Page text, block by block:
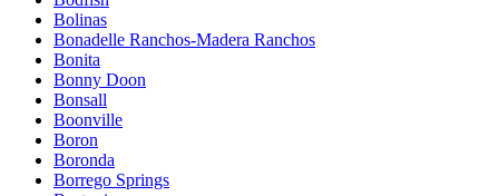
Bolinas
Bonadelle Ranchos-Madera Ranchos
Bonita
Bonny Doon
Bonsall
Boonville
Boron
Boronda
Borrego Springs